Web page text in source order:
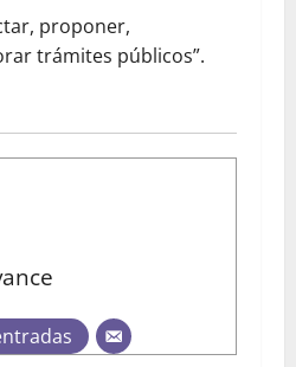
proponer,
trámites públicos”.